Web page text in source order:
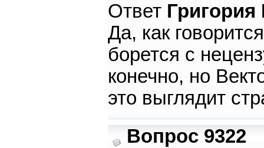
Ответ
Да, как
борется с
конечно, но
это выглядит
Вопрос 9322